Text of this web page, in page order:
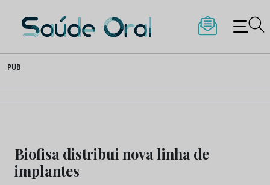
to
content
Saúde Oral
PUB
Biofisa distribui nova linha de
implantes